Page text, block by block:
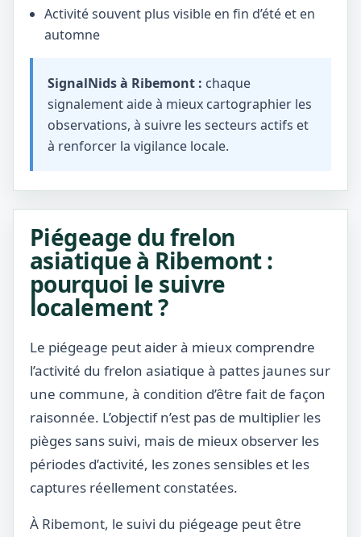
Activité souvent plus visible en fin d’été et en
automne
SignalNids à Ribemont : chaque
signalement aide à mieux cartographier les
observations, à suivre les secteurs actifs et
à renforcer la vigilance locale.
Piégeage du frelon
asiatique à Ribemont :
pourquoi le suivre
localement ?
Le piégeage peut aider à mieux comprendre
l’activité du frelon asiatique à pattes jaunes sur
une commune, à condition d’être fait de façon
raisonnée. L’objectif n’est pas de multiplier les
pièges sans suivi, mais de mieux observer les
périodes d’activité, les zones sensibles et les
captures réellement constatées.
À Ribemont, le suivi du piégeage peut être